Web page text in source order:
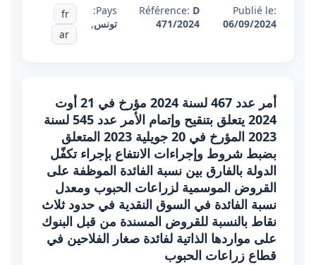
Publié le:
06/09/2024
Référence: D
471/2024
Pays:
تونس,
fr
ar
أمر عدد 467 لسنة 2024 مؤرخ في 21 أوت
2024 يتعلق بتنقيح وإتمام الأمر عدد 545 لسنة
2023 المؤرخ في 20 جويلية 2023 المتعلق
بضبط شروط وإجراءات الانتفاع بإجراء تكفّل
الدولة بالفارق بين نسبة الفائدة الموظفة على
القروض الموسمية لزراعات الحبوب ومعدل
نسبة الفائدة في السوق النقدية في حدود ثلاث
نقاط بالنسبة للقروض المسندة من قبل البنوك
على مواردها الذاتية لفائدة صغار الفلاحين في
قطاع زراعات الحبوب